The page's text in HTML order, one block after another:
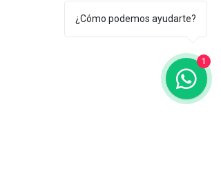
¿Cómo podemos ayudarte?
1